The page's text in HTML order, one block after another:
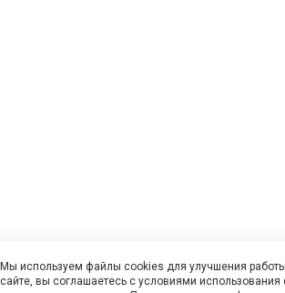
Мы используем файлы cookies для улучшения
сайте, вы соглашаетесь с условиями